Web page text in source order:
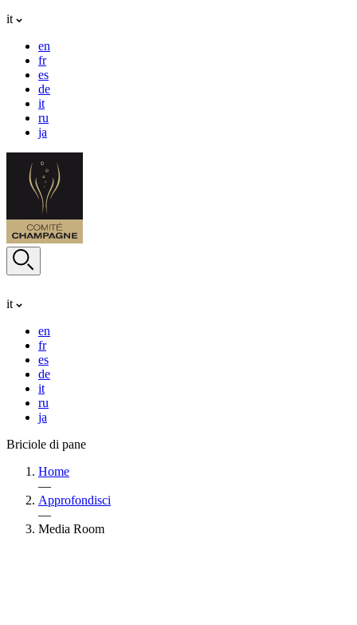
it
en
fr
es
de
it
ru
ja
it
en
fr
es
de
it
ru
ja
Briciole di pane
Home
—
Approfondisci
—
Media Room